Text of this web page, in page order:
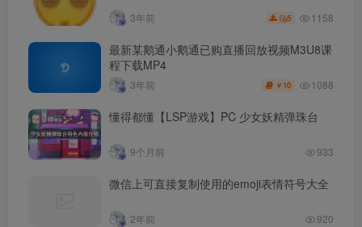
3年前 5 1158
最新某鹅通小鹅通已购直播回放视频M3U8课
程下载MP4
3年前 ￥ 10 1088
懂得都懂【LSP游戏】PC 少女妖精弹珠台
9个月前 933
微信上可直接复制使用的emoji表情符号大全
2年前 920